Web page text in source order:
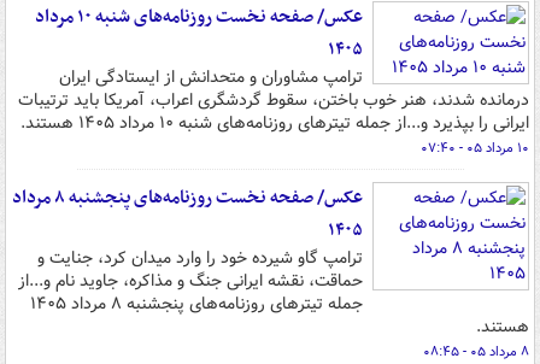
عکس/ صفحه نخست روزنامه‌های شنبه ۱۰ مرداد
۱۴۰۵
ترامپ مشاوران و متحدانش از ایستادگی ایران
درمانده شدند، هنر خوب باختن، سقوط گردشگری اعراب، آمریکا باید ترتیبات
ایرانی را بپذیرد و...از جمله تیترهای روزنامه‌های شنبه ۱۰ مرداد ۱۴۰۵ هستند.
۱۰ مرداد ۰۵ - ۰۷:۴۰
عکس/ صفحه نخست روزنامه‌های پنجشنبه ۸ مرداد
۱۴۰۵
ترامپ گاو شیرده خود را وارد میدان کرد، جنایت و
حماقت، نقشه ایرانی جنگ و مذاکره، جاوید نام و...از
جمله تیترهای روزنامه‌های پنجشنبه ۸ مرداد ۱۴۰۵
هستند.
۸ مرداد ۰۵ - ۰۸:۴۵